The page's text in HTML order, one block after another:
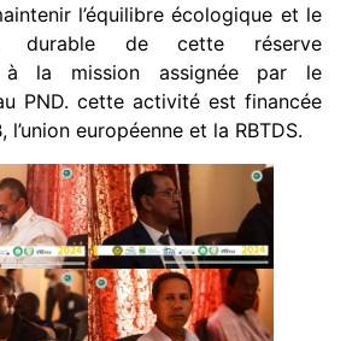
l’équilibre écologique et le
durable de cette réserve
à la mission assignée par le
PND. cette activité est financée
l’union européenne et la RBTDS.